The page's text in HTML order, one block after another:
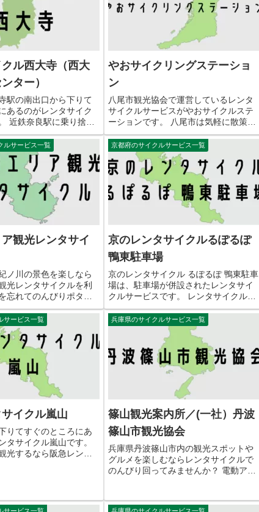
ル西大寺（西大
ター）
駅の南出口から下りて
あるのがレンタサイク
近鉄奈良駅に乗り捨て
いるため西大寺周辺を
利用しやすい交通手段
。 レンタサイクル西大
車センター）の交通...
やおサイクリングステーショ
ン
八尾市観光協会で運営しているレンタ
サイクルサービスがやおサイクルステ
ーションです。 八尾市は気軽に散策で
きる自転車観光を勧めています。 やお
サイクリングステーションの交通アク
セス 住所 〒581-0802 大阪府八尾市北
本町２丁目１ ▷Go...
ルサービス一覧
観光レンタサイ
ノ川の景色を楽しなら
光レンタサイクルを利
忘れてのんびりポタリ
おすすめです。 レンタ
出し窓口が複数あるの
しても紀ノ川エリアを
ノ川エリア観光レン...
京都府のサイクルサービス一覧
京のレンタサイクルるぽるぽ
鴨東駐車場
京のレンタサイクル るぽるぽ 鴨東駐車
場は、駐車場が併設されたレンタサイ
クルサービスです。 レンタサイクルの
台数は15台と少ないので早めに行くこ
とをおすすめします。 京のレンタサイ
クルるぽるぽ 鴨東駐車場の交通アクセ
ス 住所 〒605-00...
サービス一覧
イクル嵐山
りてすぐのところにあ
タサイクル嵐山です。
光するなら阪急レンタ
兵庫県のサイクルサービス一覧
篠山観光案内所／(一社）丹波
篠山市観光協会
兵庫県丹波篠山市内の観光スポットや
グルメを楽しむならレンタサイクルで
のんびり回ってみませんか？ 電動アシ
し場所はJR篠山口駅東口と篠山観光案